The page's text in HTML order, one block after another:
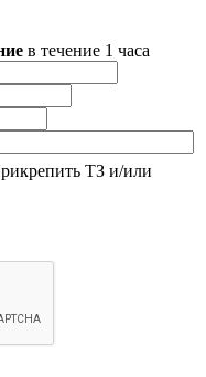
в течение 1 часа
ТЗ и/или